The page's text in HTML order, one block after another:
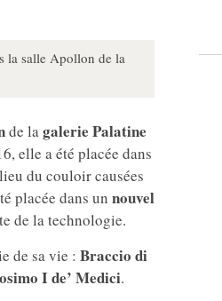
la salle Apollon de la
de lagalerie Palatine
elle a été placée dans
du couloir causées
placée dans un nouvel
de la technologie.
de sa vie : Braccio di
I de’ Medici.